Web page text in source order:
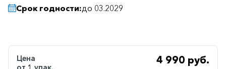
Желудочно-
кишечные
Срок годности:до 03.2029
Цена
от 1 упак.
4 990 руб.